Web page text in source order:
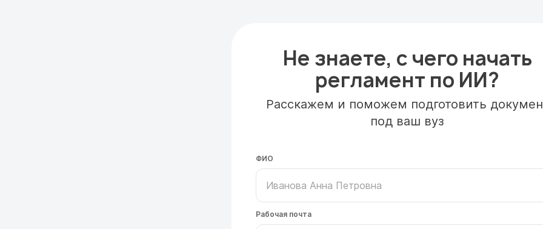
Не знаете, с чего начать
регламент по ИИ?
Расскажем и поможем подготовить
под ваш вуз
ФИО
Рабочая почта